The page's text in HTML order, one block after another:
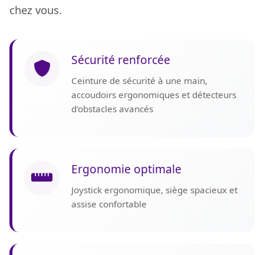
chez vous.
Sécurité renforcée
Ceinture de sécurité à une main,
accoudoirs ergonomiques et détecteurs
d'obstacles avancés
Ergonomie optimale
Joystick ergonomique, siège spacieux et
assise confortable